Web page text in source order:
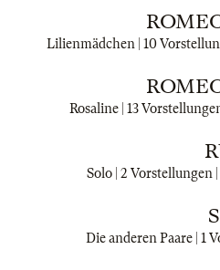
Lilienmädchen | 10
Rosaline | 13
Solo | 2 Vorstellungen |
Die anderen Paare | 1